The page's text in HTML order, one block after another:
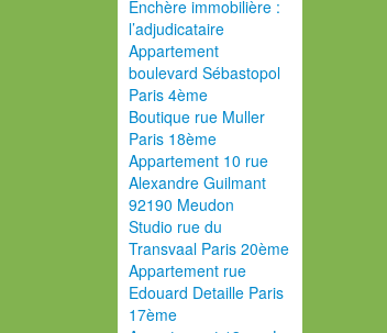
Enchère immobilière :
l’adjudicataire
Appartement
boulevard Sébastopol
Paris 4ème
Boutique rue Muller
Paris 18ème
Appartement 10 rue
Alexandre Guilmant
92190 Meudon
Studio rue du
Transvaal Paris 20ème
Appartement rue
Edouard Detaille Paris
17ème